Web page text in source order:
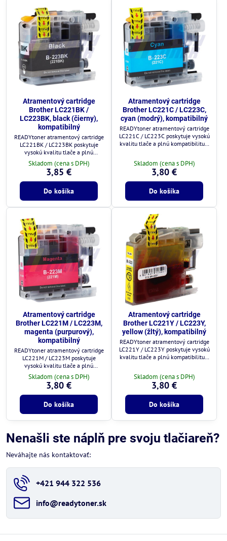
Atramentový cartridge
Brother LC221BK /
LC223BK, black (čierny),
kompatibilný
READYtoner atramentový cartridge
LC221BK / LC223BK poskytuje
vysokú kvalitu tlače a plnú
kompatibilitu s tlačiarňami Brother.
Skladom (cena s DPH)
3,85 €
Do košíka
Atramentový cartridge
Brother LC221C / LC223C,
cyan (modrý), kompatibilný
READYtoner atramentový cartridge
LC221C / LC223C poskytuje vysokú
kvalitu tlače a plnú kompatibilitu s
Skladom (cena s DPH)
3,80 €
Do košíka
Atramentový cartridge
Brother LC221M / LC223M,
magenta (purpurový),
kompatibilný
READYtoner atramentový cartridge
LC221M / LC223M poskytuje
vysokú kvalitu tlače a plnú
kompatibilitu s tlačiarňami Brother.
Skladom (cena s DPH)
3,80 €
Do košíka
Atramentový cartridge
Brother LC221Y / LC223Y,
yellow (žltý), kompatibilný
READYtoner atramentový cartridge
LC221Y / LC223Y poskytuje vysokú
kvalitu tlače a plnú kompatibilitu s
Skladom (cena s DPH)
3,80 €
Do košíka
Nenašli ste náplň pre svoju tlačiareň?
Neváhajte nás kontaktovať:
+421 944 322 536
info​@readytoner​.sk